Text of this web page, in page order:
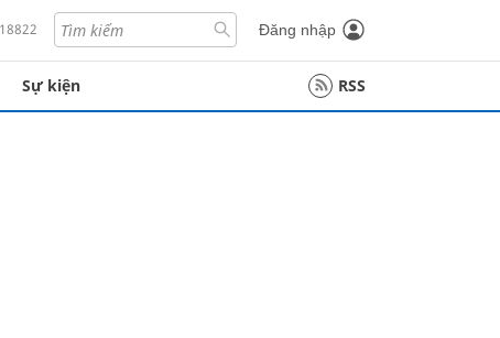
Đăng nhập
Sự kiện RSS